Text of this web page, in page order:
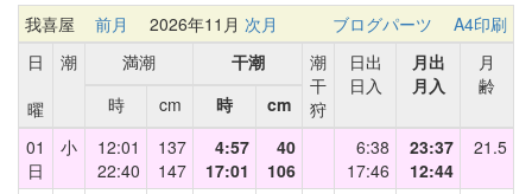
我喜屋 前月 2026年11月 次月 ブログパーツ
A4印刷
日
曜
潮 満潮 干潮
潮
干
狩
日出
日入
月出
月入
月
齢
時
cm 時
cm
01
日
小
12:01
22:40
137
147
4:57
17:01
40
106
6:38
17:46
23:37
12:44
21.5